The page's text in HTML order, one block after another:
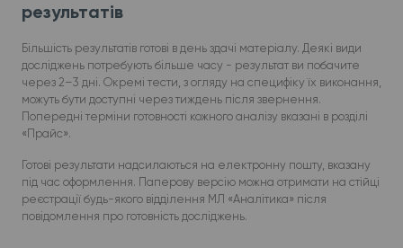
результатів
Більшість результатів готові в день здачі матеріалу. Деякі види
досліджень потребують більше часу - результат ви побачите
через 2–3 дні. Окремі тести, з огляду на специфіку їх виконання,
можуть бути доступні через тиждень після звернення.
Попередні терміни готовності кожного аналізу вказані в розділі
«Прайс».
Готові результати надсилаються на електронну пошту, вказану
під час оформлення. Паперову версію можна отримати на стійці
реєстрації будь-якого відділення МЛ «Аналітика» після
повідомлення про готовність досліджень.